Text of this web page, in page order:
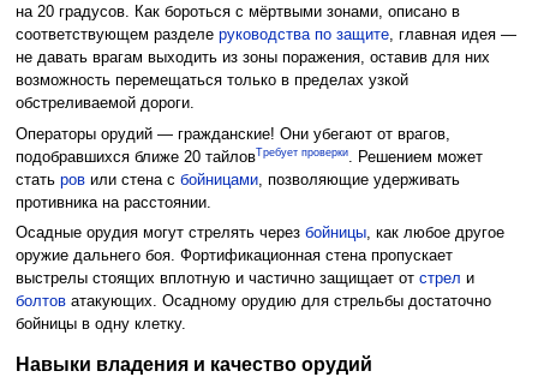
на 20 градусов. Как бороться с мёртвыми зонами, описано в
соответствующем разделе руководства по защите, главная идея —
не давать врагам выходить из зоны поражения, оставив для них
возможность перемещаться только в пределах узкой
обстреливаемой дороги.
Операторы орудий — гражданские! Они убегают от врагов,
подобравшихся ближе 20 тайловТребует проверки. Решением может
стать ровили стена с бойницами, позволяющие удерживать
противника на расстоянии.
Осадные орудия могут стрелять через бойницы, как любое другое
оружие дальнего боя. Фортификационная стена пропускает
выстрелы стоящих вплотную и частично защищает от стрел и
болтоватакующих. Осадному орудию для стрельбы достаточно
бойницы в одну клетку.
Навыки владения и качество орудий